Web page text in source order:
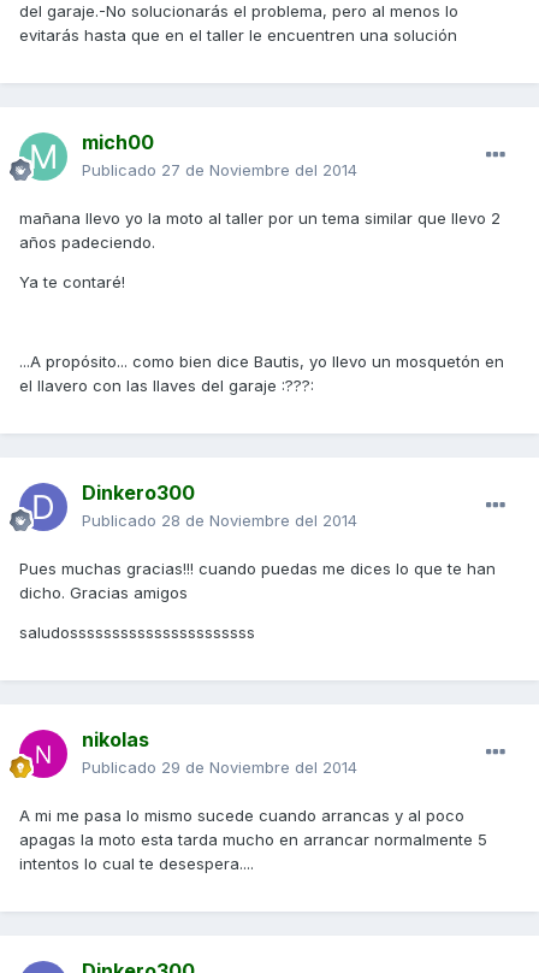
del garaje.-No solucionarás el problema, pero al menos lo
evitarás hasta que en el taller le encuentren una solución
mich00
Publicado 27 de Noviembre del 2014
mañana llevo yo la moto al taller por un tema similar que llevo 2
años padeciendo.
Ya te contaré!
...A propósito... como bien dice Bautis, yo llevo un mosquetón en
el llavero con las llaves del garaje :???:
Dinkero300
Publicado 28 de Noviembre del 2014
Pues muchas gracias!!! cuando puedas me dices lo que te han
dicho. Gracias amigos
saludossssssssssssssssssssss
nikolas
Publicado 29 de Noviembre del 2014
A mi me pasa lo mismo sucede cuando arrancas y al poco
apagas la moto esta tarda mucho en arrancar normalmente 5
intentos lo cual te desespera....